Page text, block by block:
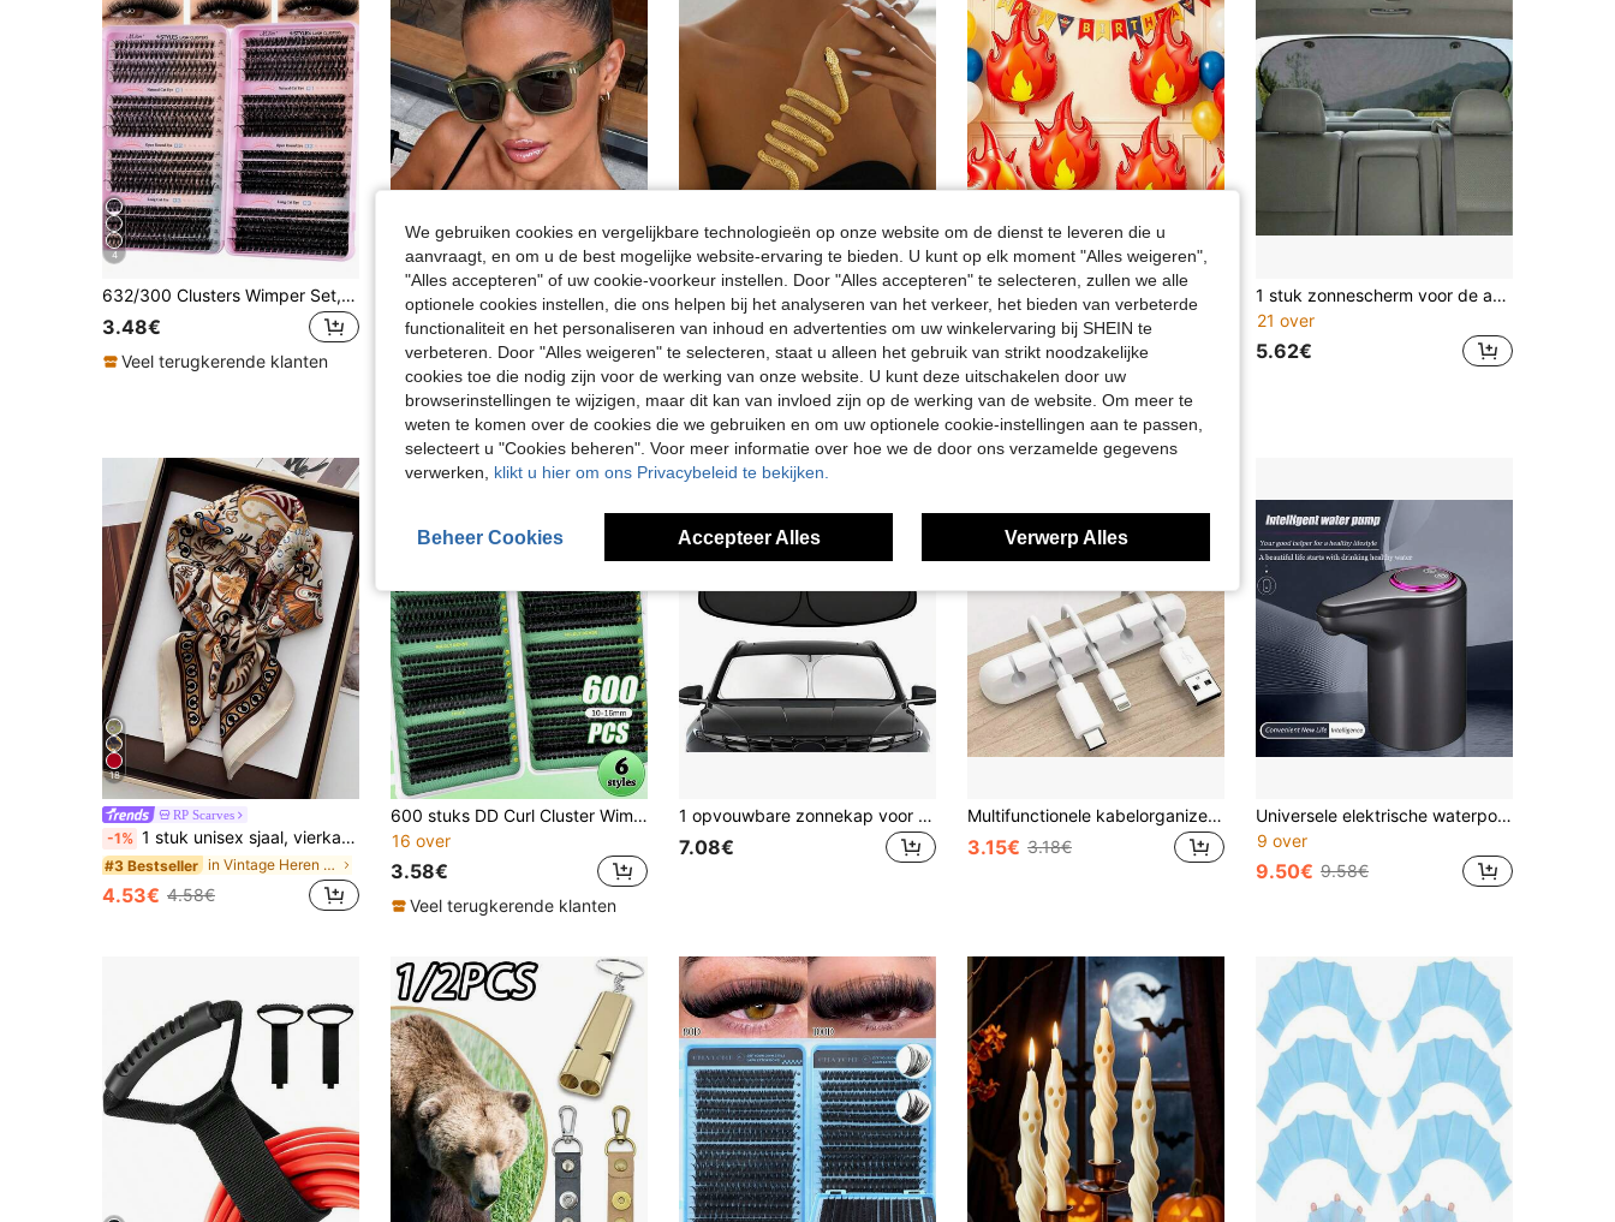
4
632/300 Clusters Wimper Set, Gemengde 30D 40D 50D 60D 80D 100D 0.07mm Synthetische Nerts Wimpers 10-18mm, Herbruikbare Natuurlijke 3D Russische Wimpers, Geschikt Voor Beginners Thuis DIY
3.48€
Veel terugkerende klanten
REVENDINO
1 paar oversized vierkante klassieke casual zonnebrillen voor dames, geschikt voor dagelijks gebruik, vakantie, reizen, sportstijl, autorijden, vakantieoutfit, strand, elektronisch muziekfestival, uitstapjes, zomeraccessoire, familiereis, golf, wandelen
5.23€ 5.24€
1pc Trendy Verstelbare Nep Slang Armband met Strass
24 over
7.18€
33 over
4.88€
Laag retour percentage
1 stuk zonnescherm voor de achterruit van de auto, gaas zonnescherm voor zonbescherming en warmteisolatie, alleen voor gebruik bij parkeren
21 over
5.62€
18
RP Scarves
-1% 1 stuk unisex sjaal, vierkante hoofdband, hoofddoek, omslagdoek, neksjaal, bandana
#3 Bestseller in Vintage Heren Sjaals & Sjaal Accessoires
4.53€ 4.58€
600 stuks DD Curl Cluster Wimperboek, zachte, pluizige, natuurlijke DIY kunstwimpers, beginnersvriendelijk, draagbaar, langhoudend, creëer Fox Eye, Cat Eye en podiummake-up, ideaal voor dagelijks gebruik, bruiloften, reizen, muziekfestivals en carnaval
16 over
3.58€
Veel terugkerende klanten
1 opvouwbare zonnekap voor auto, zonnekap voor voorruit, blokkeert UV-stralen en houdt het interieur van de auto koel, universele verdikte zonnekap voor koeling van het auto-interieur, geschikt als cadeau voor vrienden, afstudeercadeau, cadeau voor terug naar school, kerstdecoratie, Valentijnsdagcadeau, cadeau voor ouders, Halloween, Thanksgiving, gepersonaliseerd cadeau, verjaardagscadeau, nieuwjaarscadeau
7.08€
Multifunctionele kabelorganizer - Multifunctionele kabelclips voor bureau, auto en thuis (meerdere kleuren beschikbaar)
3.15€ 3.18€
Universele elektrische waterpompdispenser met meerdere emmers - handige en hygiënische methode voor waterinname. USB-oplaadbaar, multifunctioneel, draagbare waterdispenser - automatische elektrische pomp, geschikt voor thuis, kantoor en buitengebruik
9 over
9.50€ 9.58€
We gebruiken cookies en vergelijkbare technologieën op onze website om de dienst te leveren die u
aanvraagt, en om u de best mogelijke website-ervaring te bieden. U kunt op elk moment "Alles weigeren",
"Alles accepteren" of uw cookie-voorkeur instellen. Door "Alles accepteren" te selecteren, zullen we alle
optionele cookies instellen, die ons helpen bij het analyseren van het verkeer, het bieden van verbeterde
functionaliteit en het personaliseren van inhoud en advertenties om uw winkelervaring bij SHEIN te
verbeteren. Door "Alles weigeren" te selecteren, staat u alleen het gebruik van strikt noodzakelijke
cookies toe die nodig zijn voor de werking van onze website. U kunt deze uitschakelen door uw
browserinstellingen te wijzigen, maar dit kan van invloed zijn op de werking van de website. Om meer te
weten te komen over de cookies die we gebruiken en om uw optionele cookie-instellingen aan te passen,
selecteert u "Cookies beheren". Voor meer informatie over hoe we de door ons verzamelde gegevens
verwerken, klikt u hier om ons Privacybeleid te bekijken.
Beheer Cookies Accepteer Alles Verwerp Alles